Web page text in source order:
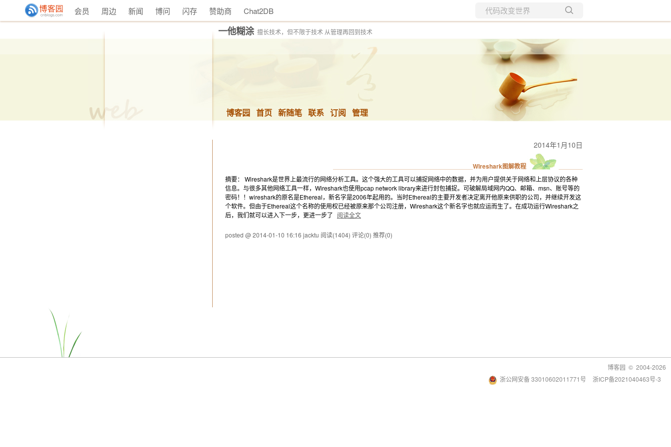
会员 周边 新闻 博问 闪存 赞助商 Chat2DB
当前博客
一他糊涂 擅长技术，但不限于技术 从管理再回到技术
博客园 首页 新随笔 联系 订阅 管理
2014年1月10日
Wireshark图解教程
摘要： Wireshark是世界上最流行的网络分析工具。这个强大的工具可以捕捉网络中的数据，并为用户提供关于网络和上层协议的各种
信息。与很多其他网络工具一样，Wireshark也使用pcap network library来进行封包捕捉。可破解局域网内QQ、邮箱、msn、账号等的
密码！！wireshark的原名是Ethereal，新名字是2006年起用的。当时Ethereal的主要开发者决定离开他原来供职的公司，并继续开发这
个软件。但由于Ethereal这个名称的使用权已经被原来那个公司注册，Wireshark这个新名字也就应运而生了。在成功运行Wireshark之
后，我们就可以进入下一步，更进一步了 阅读全文
posted @ 2014-01-10 16:16 jacktu 阅读(1404) 评论(0) 推荐(0)
博客园 © 2004-2026
浙公网安备 33010602011771号
浙ICP备2021040463号-3